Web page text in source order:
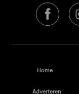
Home
Adverteren